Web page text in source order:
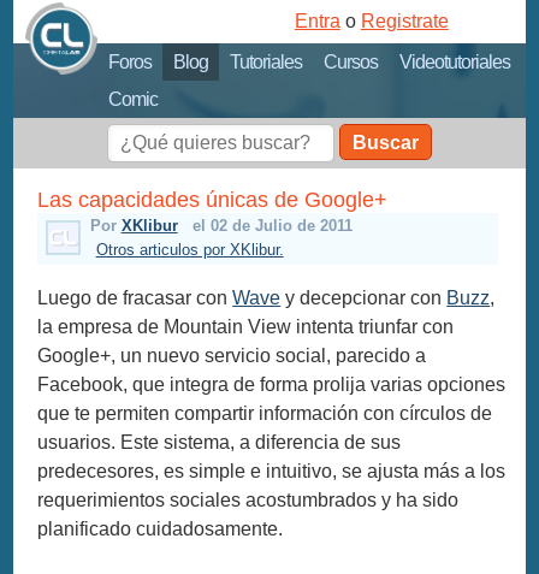
Foros Blog Tutoriales Cursos
Videotutoriales
Comic
Entra o Registrate
Buscar
Las capacidades únicas de Google+
Por XKlibur
el 02 de Julio de 2011
Otros articulos por XKlibur.
Luego de fracasar conWave y decepcionar con Buzz,
la empresa de Mountain View intenta triunfar con
Google+, un nuevo servicio social, parecido a
Facebook, que integra de forma prolija varias opciones
que te permiten compartir información con círculos de
usuarios. Este sistema, a diferencia de sus
predecesores, es simple e intuitivo, se ajusta más a los
requerimientos sociales acostumbrados y ha sido
planificado cuidadosamente.